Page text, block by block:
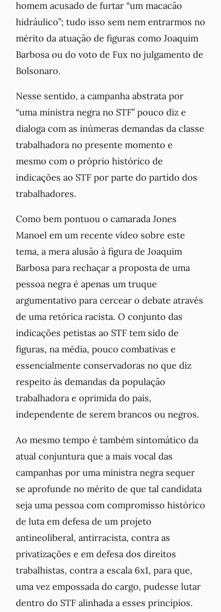
homem acusado de furtar “um macacão
hidráulico”; tudo isso sem nem entrarmos no
mérito da atuação de figuras como Joaquim
Barbosa ou do voto de Fux no julgamento de
Bolsonaro.
Nesse sentido, a campanha abstrata por
“uma ministra negra no STF” pouco diz e
dialoga com as inúmeras demandas da classe
trabalhadora no presente momento e
mesmo com o próprio histórico de
indicações ao STF por parte do partido dos
trabalhadores.
Como bem pontuou o camarada Jones
Manoel em um recente vídeo sobre este
tema, a mera alusão à figura de Joaquim
Barbosa para rechaçar a proposta de uma
pessoa negra é apenas um truque
argumentativo para cercear o debate através
de uma retórica racista. O conjunto das
indicações petistas ao STF tem sido de
figuras, na média, pouco combativas e
essencialmente conservadoras no que diz
respeito às demandas da população
trabalhadora e oprimida do país,
independente de serem brancos ou negros.
Ao mesmo tempo é também sintomático da
atual conjuntura que a mais vocal das
campanhas por uma ministra negra sequer
se aprofunde no mérito de que tal candidata
seja uma pessoa com compromisso histórico
de luta em defesa de um projeto
antineoliberal, antirracista, contra as
privatizações e em defesa dos direitos
trabalhistas, contra a escala 6x1, para que,
uma vez empossada do cargo, pudesse lutar
dentro do STF alinhada a esses princípios.